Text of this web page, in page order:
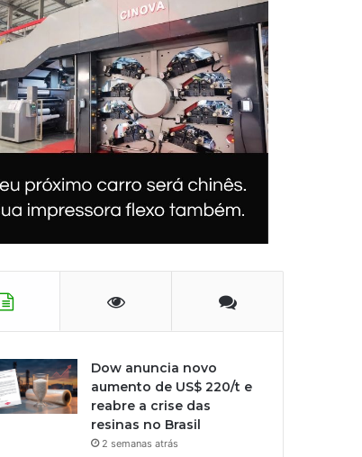
Dow anuncia novo
aumento de US$ 220/t e
reabre a crise das
resinas no Brasil
2 semanas atrás